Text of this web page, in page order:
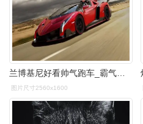
兰博基尼好看帅气跑车_霸气的兰博基尼_汽车壁纸
图片尺寸2560x1600